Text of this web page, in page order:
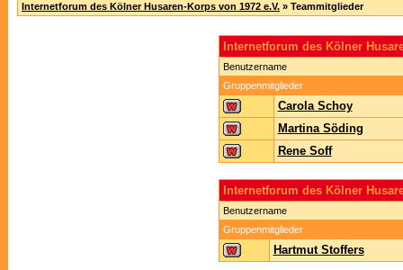
Internetforum des Kölner Husaren-Korps von 1972 e.V. » Teammitglieder
Internetforum des Kölner
Benutzername
Gruppenmitglieder
Carola Schoy
Martina Söding
Rene Soff
Internetforum des Kölner
Benutzername
Gruppenmitglieder
Hartmut Stoffers